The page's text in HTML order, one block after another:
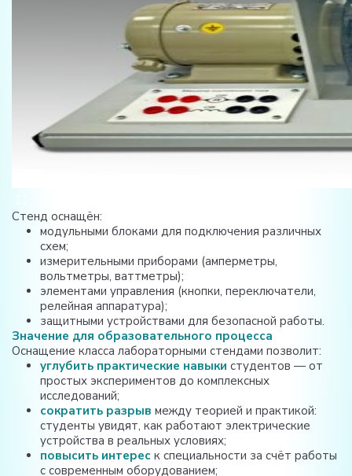
Стенд оснащён:
модульными блоками для подключения различных
схем;
измерительными приборами (амперметры,
вольтметры, ваттметры);
элементами управления (кнопки, переключатели,
релейная аппаратура);
защитными устройствами для безопасной работы.
Значение для образовательного процесса
Оснащение класса лабораторными стендами позволит:
углубить практические навыки студентов — от
простых экспериментов до комплексных
исследований;
сократить разрыв между теорией и практикой:
студенты увидят, как работают электрические
устройства в реальных условиях;
повысить интерес к специальности за счёт работы
с современным оборудованием;